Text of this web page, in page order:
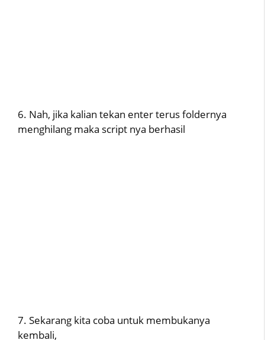
6. Nah, jika kalian tekan enter terus foldernya
menghilang maka script nya berhasil
7. Sekarang kita coba untuk membukanya
kembali,